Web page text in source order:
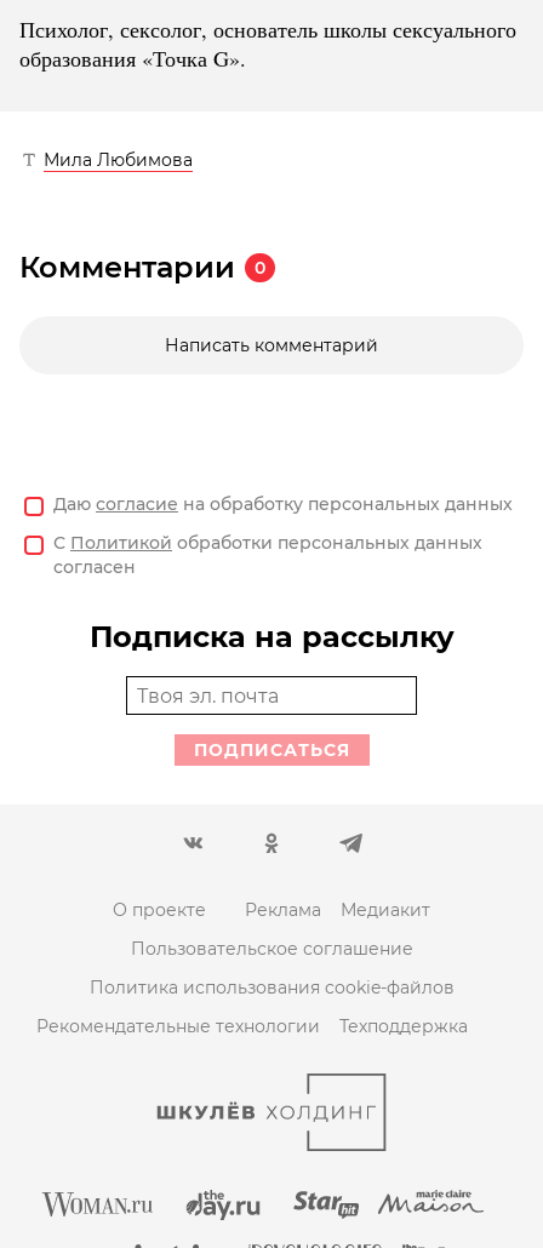
Психолог, сексолог, основатель школы сексуального
образования «Точка G».
Мила Любимова
Комментарии 0
Написать комментарий
Даю согласие на обработку персональных данных
С Политикой обработки персональных данных
согласен
Подписка на рассылку
ПОДПИСАТЬСЯ
О проекте Реклама
Медиакит
Пользовательское соглашение
Политика использования cookie-файлов
Рекомендательные технологии
Техподдержка